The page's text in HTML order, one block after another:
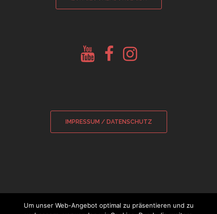
Youtube
Glockenberatung
Facebook
Glockenbörse
Instagram
Glockenbörse
IMPRESSUM / DATENSCHUTZ
Um unser Web-Angebot optimal zu präsentieren und zu